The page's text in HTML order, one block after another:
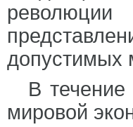
допустимых
В течение
мировой